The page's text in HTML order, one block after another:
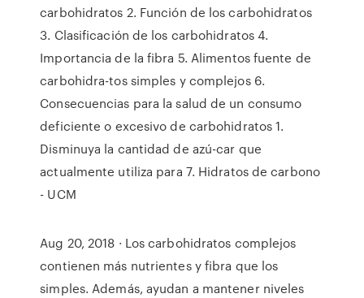
carbohidratos 2. Función de los carbohidratos
3. Clasificación de los carbohidratos 4.
Importancia de la fibra 5. Alimentos fuente de
carbohidra-tos simples y complejos 6.
Consecuencias para la salud de un consumo
deficiente o ex­cesivo de carbohidratos 1.
Disminuya la cantidad de azú­-car que
actualmente utiliza para 7. Hidratos de carbono
- UCM
Aug 20, 2018 · Los carbohidratos complejos
contienen más nutrientes y fibra que los
simples. Además, ayudan a mantener niveles